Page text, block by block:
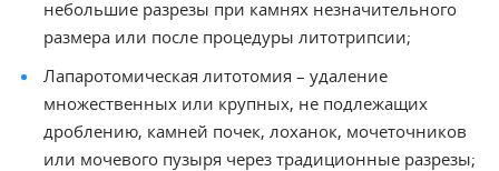
небольшие разрезы при камнях незначительного
размера или после процедуры литотрипсии;
Лапаротомическая литотомия – удаление
множественных или крупных, не подлежащих
дроблению, камней почек, лоханок, мочеточников
или мочевого пузыря через традиционные разрезы;